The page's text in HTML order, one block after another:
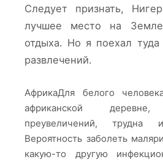
Следует признать,
лучшее место на
отдыха. Но я поехал
развлечений.
АфрикаДля белого
африканской
преувеличений,
Вероятность заболеть
какую-то другую